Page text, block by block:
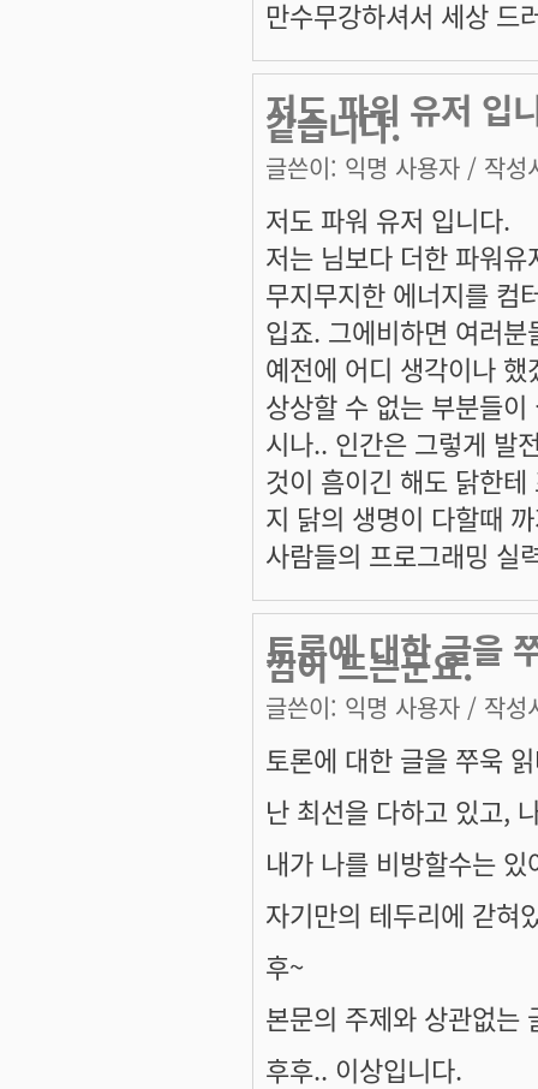
만수무강하셔서 세상 드
저도 파워 유저 입
같습니다.
글쓴이: 익명 사용자 / 작성
저도 파워 유저 입니다.
저는 님보다 더한 파워
무지무지한 에너지를 컴
입죠. 그에비하면 여러
예전에 어디 생각이나
상상할 수 없는 부분들
시나.. 인간은 그렇게 발
것이 흠이긴 해도 닭한
지 닭의 생명이 다할때
사람들의 프로그래밍 실
토론에 대한 글을
낌이 드는군요.
글쓴이: 익명 사용자 / 작성
토론에 대한 글을 쭈욱
난 최선을 다하고 있고,
내가 나를 비방할수는
자기만의 테두리에 갇혀
후~
본문의 주제와 상관없는
후후.. 이상입니다.